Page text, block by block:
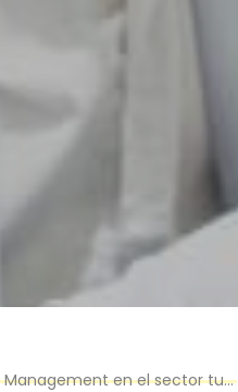
en el sector turístico